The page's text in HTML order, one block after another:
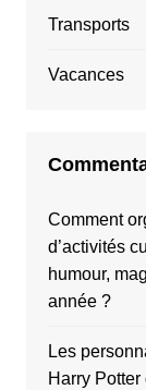
Transports
Vacances
Comment
d’activités
humour,
année ?
Les
Harry Potter